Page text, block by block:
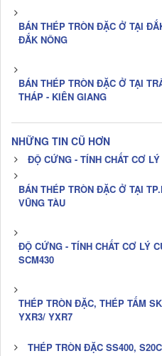
BÁN THÉP TRÒN ĐẶC Ở TẠI
ĐẮK NÔNG
BÁN THÉP TRÒN ĐẶC Ở TẠI
THÁP - KIÊN GIANG
NHỮNG TIN CŨ HƠN
ĐỘ CỨNG - TÍNH CHẤT CƠ
BÁN THÉP TRÒN ĐẶC Ở TẠI
VŨNG TÀU
ĐỘ CỨNG - TÍNH CHẤT CƠ LÝ
SCM430
THÉP TRÒN ĐẶC, THÉP TẤM
YXR3/ YXR7
THÉP TRÒN ĐẶC SS400,